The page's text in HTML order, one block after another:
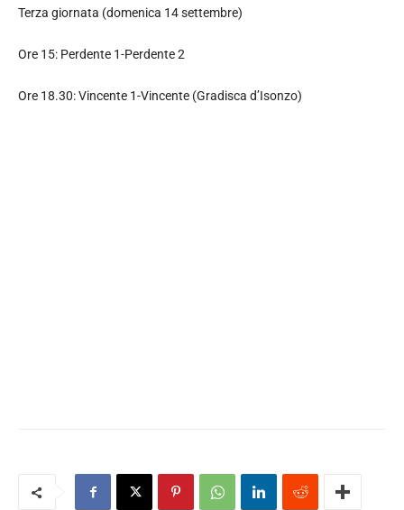
Terza giornata (domenica 14 settembre)
Ore 15: Perdente 1-Perdente 2
Ore 18.30: Vincente 1-Vincente (Gradisca d’Isonzo)